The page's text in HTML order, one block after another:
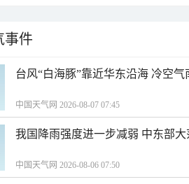
事件
台风“白海豚”靠近华东沿海 冷空
中国天气网 2026-08-07 07:45
我国降雨强度进一步减弱 中东部
中国天气网 2026-08-06 07:50